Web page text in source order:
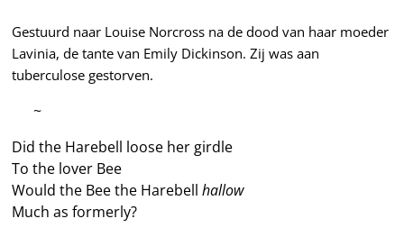
Gestuurd naar Louise Norcross na de dood van haar moeder
Lavinia, de tante van Emily Dickinson. Zij was aan
tuberculose gestorven.
—–~
Did the Harebell loose her girdle
To the lover Bee
Would the Bee the Harebellhallow
Much as formerly?